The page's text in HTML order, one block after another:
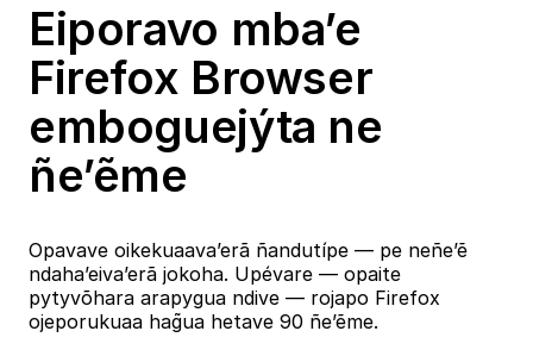
Eiporavo mba’e
Firefox Browser
emboguejýta ne
ñe’ẽme
Opavave oikekuaava’erã ñandutípe — pe neñe’ẽ
ndaha’eiva’erã jokoha. Upévare — opaite
pytyvõhara arapygua ndive — rojapo Firefox
ojeporukuaa hag̃ua hetave 90 ñe’ẽme.